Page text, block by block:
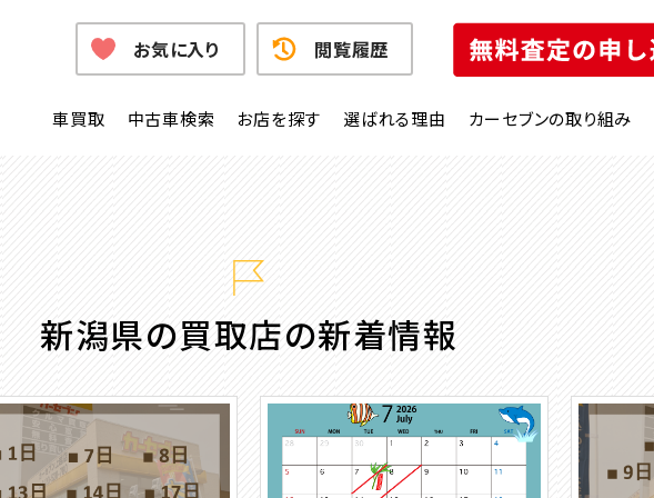
車買取 中古車検索 お店を探す 選ばれる理由 カーセブンの取り組み
お気に入り 閲覧履歴
新潟県の買取店の新着情報